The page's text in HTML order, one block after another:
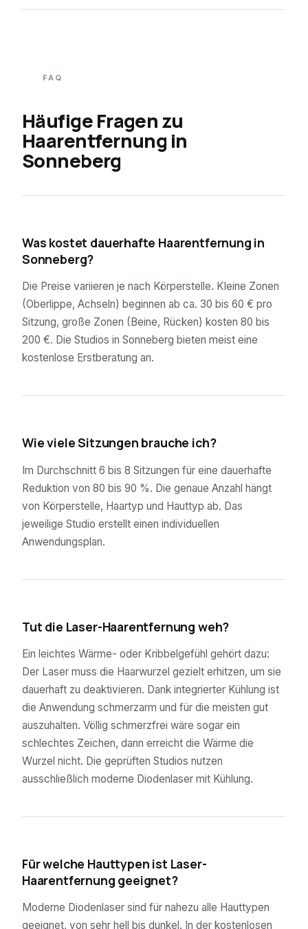
FAQ
Häufige Fragen zu
Haarentfernung in
Sonneberg
Was kostet dauerhafte Haarentfernung in
Sonneberg?
Die Preise variieren je nach Körperstelle. Kleine Zonen
(Oberlippe, Achseln) beginnen ab ca. 30 bis 60 € pro
Sitzung, große Zonen (Beine, Rücken) kosten 80 bis
200 €. Die Studios in Sonneberg bieten meist eine
kostenlose Erstberatung an.
Wie viele Sitzungen brauche ich?
Im Durchschnitt 6 bis 8 Sitzungen für eine dauerhafte
Reduktion von 80 bis 90 %. Die genaue Anzahl hängt
von Körperstelle, Haartyp und Hauttyp ab. Das
jeweilige Studio erstellt einen individuellen
Anwendungsplan.
Tut die Laser-Haarentfernung weh?
Ein leichtes Wärme- oder Kribbelgefühl gehört dazu:
Der Laser muss die Haarwurzel gezielt erhitzen, um sie
dauerhaft zu deaktivieren. Dank integrierter Kühlung ist
die Anwendung schmerzarm und für die meisten gut
auszuhalten. Völlig schmerzfrei wäre sogar ein
schlechtes Zeichen, dann erreicht die Wärme die
Wurzel nicht. Die geprüften Studios nutzen
ausschließlich moderne Diodenlaser mit Kühlung.
Für welche Hauttypen ist Laser-
Haarentfernung geeignet?
Moderne Diodenlaser sind für nahezu alle Hauttypen
geeignet, von sehr hell bis dunkel. In der kostenlosen